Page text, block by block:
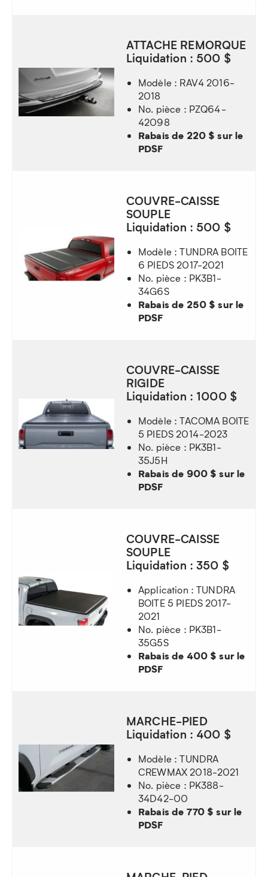
ATTACHE REMORQUE
Liquidation : 500 $
Modèle : RAV4 2016-
2018
No. pièce : PZQ64-
42098
Rabais de 220 $ sur le
PDSF
COUVRE-CAISSE
SOUPLE
Liquidation : 500 $
Modèle : TUNDRA BOITE
6 PIEDS 2017-2021
No. pièce : PK3B1-
34G6S
Rabais de 250 $ sur le
PDSF
COUVRE-CAISSE
RIGIDE
Liquidation : 1000 $
Modèle : TACOMA BOITE
5 PIEDS 2014-2023
No. pièce : PK3B1-
35J5H
Rabais de 900 $ sur le
PDSF
COUVRE-CAISSE
SOUPLE
Liquidation : 350 $
Application : TUNDRA
BOITE 5 PIEDS 2017-
2021
No. pièce : PK3B1-
35G5S
Rabais de 400 $ sur le
PDSF
MARCHE-PIED
Liquidation : 400 $
Modèle : TUNDRA
CREWMAX 2018-2021
No. pièce : PK388-
34D42-00
Rabais de 770 $ sur le
PDSF